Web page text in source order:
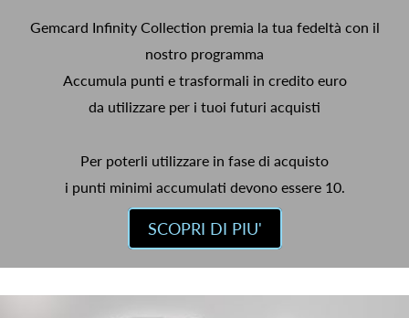
Gemcard Infinity Collection premia la tua fedeltà con il
nostro programma
Accumula punti e trasformali in credito euro
da utilizzare per i tuoi futuri acquisti
Per poterli utilizzare in fase di acquisto
i punti minimi accumulati devono essere 10.
SCOPRI DI PIU'